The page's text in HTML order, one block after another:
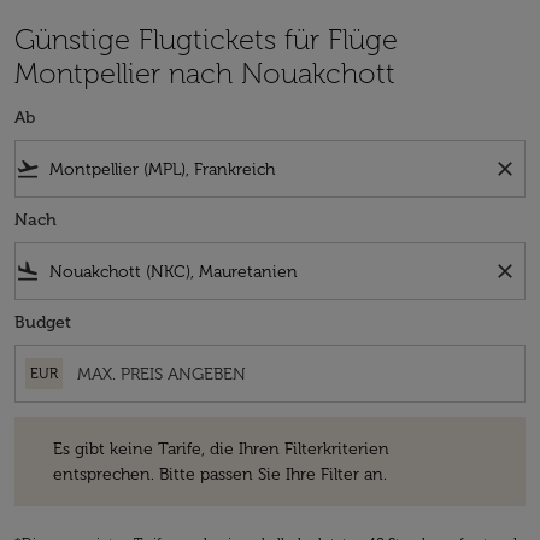
Günstige Flugtickets für Flüge
Montpellier nach Nouakchott
Ab
flight_takeoff close
Nach
flight_land close
Budget
EUR
Es gibt keine Tarife, die Ihren Filterkriterien
entsprechen. Bitte passen Sie Ihre Filter an.